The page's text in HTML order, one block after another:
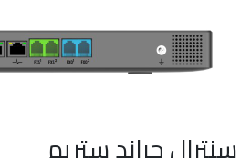
سنترال جراند ستريم